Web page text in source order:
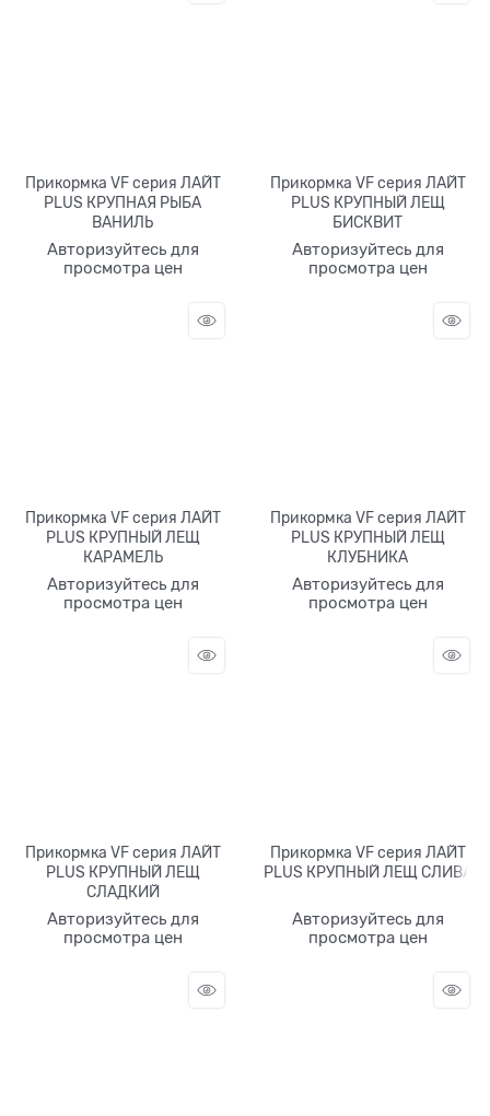
Прикормка VF серия ЛАЙТ
PLUS КРУПНАЯ РЫБА
ВАНИЛЬ
Авторизуйтесь для
просмотра цен
Прикормка VF серия ЛАЙТ
PLUS КРУПНЫЙ ЛЕЩ
БИСКВИТ
Авторизуйтесь для
просмотра цен
Прикормка VF серия ЛАЙТ
PLUS КРУПНЫЙ ЛЕЩ
КАРАМЕЛЬ
Авторизуйтесь для
просмотра цен
Прикормка VF серия ЛАЙТ
PLUS КРУПНЫЙ ЛЕЩ
КЛУБНИКА
Авторизуйтесь для
просмотра цен
Прикормка VF серия ЛАЙТ
PLUS КРУПНЫЙ ЛЕЩ
СЛАДКИЙ
Авторизуйтесь для
просмотра цен
Прикормка VF серия ЛАЙТ
PLUS КРУПНЫЙ ЛЕЩ СЛИВА
Авторизуйтесь для
просмотра цен